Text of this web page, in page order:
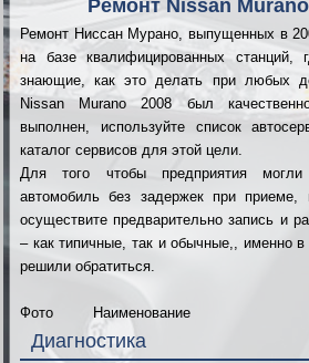
Ремонт Nissan
Ремонт Ниссан Мурано, выпущенных в
на базе квалифицированных станций,
знающие, как это делать при любых
Nissan Murano 2008 был
выполнен, используйте список
каталог сервисов для этой цели.
Для того чтобы предприятия могли
автомобиль без задержек при
осуществите предварительно запись и
– как типичные, так и обычные,, именно
решили обратиться.
Фото Наименование
Диагностика